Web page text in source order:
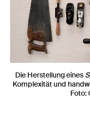
Die Herstellung eines
Komplexität und
Foto: